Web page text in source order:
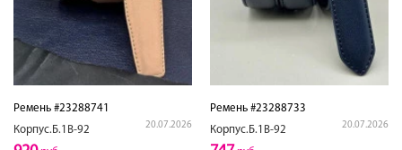
Ремень #23288741
Корпус.Б.1В-92
20.07.2026
Ремень #23288733
Корпус.Б.1В-92
20.07.2026